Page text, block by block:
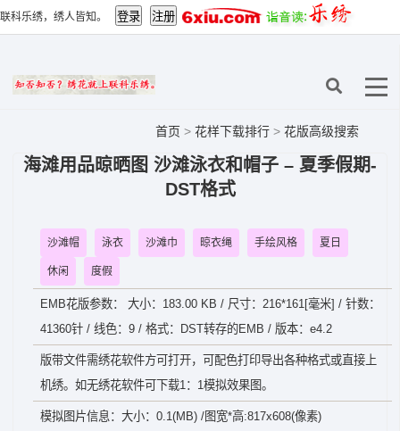
联科乐绣，绣人皆知。
首页 > 花样下载排行 > 花版高级搜索
海滩用品晾晒图 沙滩泳衣和帽子 – 夏季假期-
DST格式
沙滩帽 泳衣 沙滩巾 晾衣绳 手绘风格 夏日
休闲 度假
EMB花版参数： 大小：183.00 KB / 尺寸：216*161[毫米] / 针数：
41360针 / 线色：9 / 格式：DST转存的EMB / 版本：e4.2
版带文件需绣花软件方可打开，可配色打印导出各种格式或直接上
机绣。如无绣花软件可下载1：1模拟效果图。
模拟图片信息：大小：0.1(MB) /图宽*高:817x608(像素)